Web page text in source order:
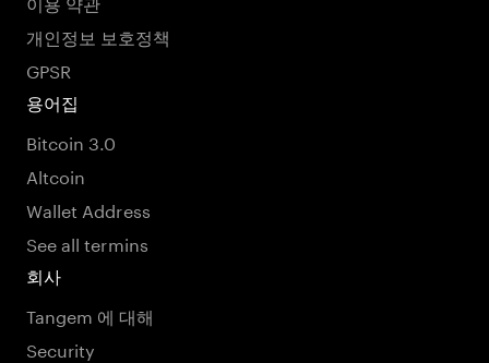
개인정보 보호정책
GPSR
용어집
Bitcoin 3.0
Altcoin
Wallet Address
See all termins
회사
Tangem 에 대해
Security